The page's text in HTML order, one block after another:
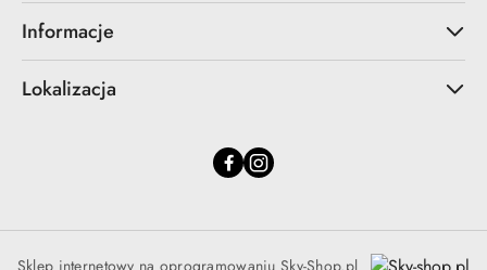
Informacje
Lokalizacja